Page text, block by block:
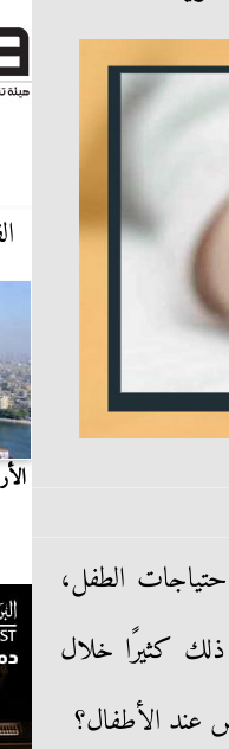
احتياجات الطفل،
كثيرًا خلال
عند الأطفال؟